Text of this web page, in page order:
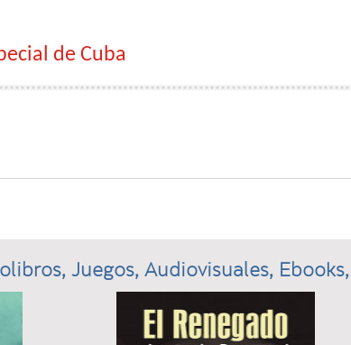
de Cuba
Juegos, Audiovisuales,